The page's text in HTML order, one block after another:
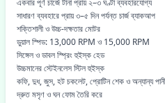
একবার পূর্ণ চার্জে টানা প্রায় ২–৩ ঘণ্টা ব্যবহারযোগ্য
সাধারণ ব্যবহারে প্রায় ৩–৫ দিন পর্যন্ত চার্জ ব্যাকআপ
শক্তিশালী ও উচ্চ-দক্ষতার মোটর
ডুয়াল স্পিড: 13,000 RPM ও 15,000 RPM
সিঙ্গেল ও ডাবল স্প্রিং হুইস্ক হেড
উচ্চমানের স্টেইনলেস স্টিল হুইস্ক
কফি, দুধ, জুস, হট চকলেট, প্রোটিন শেক ও অন্যান্য
দ্রুত মসৃণ ও ঘন ফোম তৈরি করে